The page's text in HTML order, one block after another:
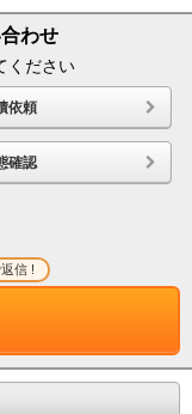
わせ
ください
依頼
確認
信 !